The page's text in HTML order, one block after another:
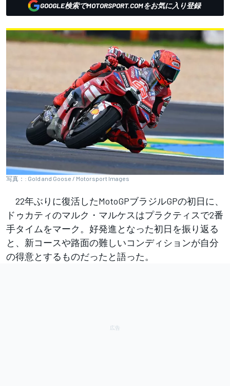
GOOGLE検索でMOTORSPORT.COMをお気に入り登録
写真：: Gold and Goose / Motorsport Images
22年ぶりに復活したMotoGPブラジルGPの初日に、
ドゥカティのマルク・マルケスはプラクティスで2番
手タイムをマーク。好発進となった初日を振り返る
と、新コースや路面の難しいコンディションが自分
の得意とするものだったと語った。